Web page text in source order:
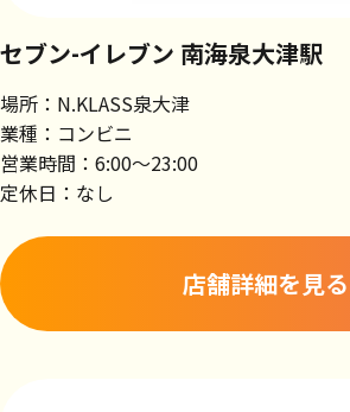
セブン-イレブン 南海泉大津駅
場所：N.KLASS泉大津
業種：コンビニ
営業時間：6:00～23:00
定休日：なし
店舗詳細を見る